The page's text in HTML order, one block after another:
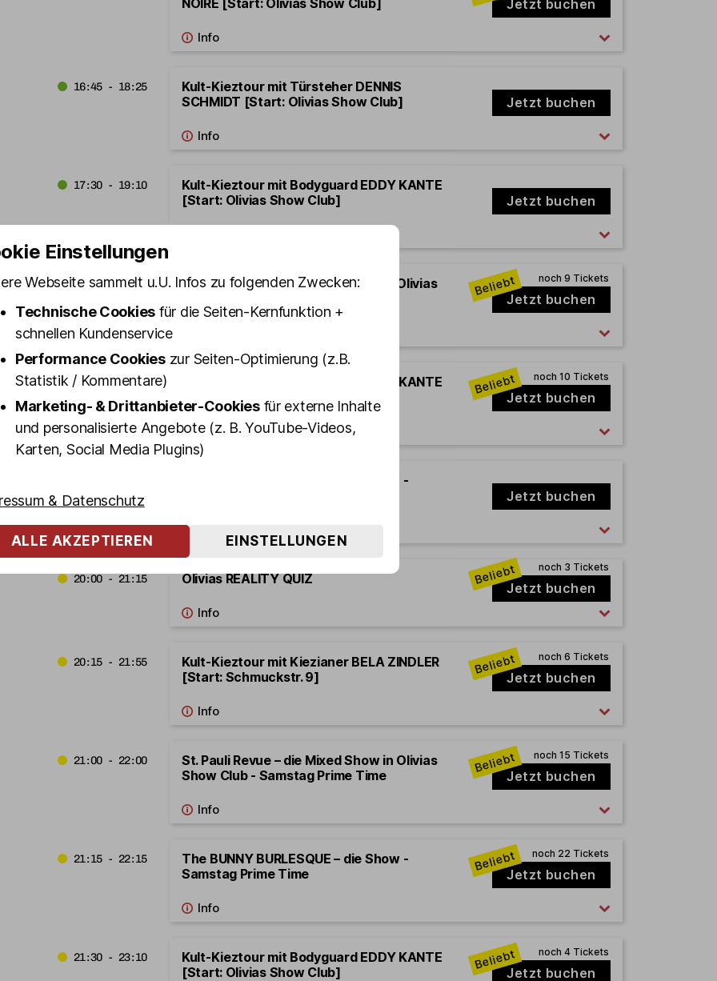
NOIRE [Start: Olivias Show Club]
Jetzt buchen
16:45 - 18:25
Kult-Kieztour mit Türsteher DENNIS
SCHMIDT [Start: Olivias Show Club]
Jetzt buchen
17:30 - 19:10
Kult-Kieztour mit Bodyguard EDDY KANTE
[Start: Olivias Show Club]
Jetzt buchen
19:30 - 20:30
St. Pauli Revue – die Mixed Show in Olivias
Jetzt buchen
19:30 - 21:10
Kult-Kieztour mit Bodyguard EDDY KANTE
[Start: Olivias Show Club]
Jetzt buchen
The BUNNY BURLESQUE – die Show -
Jetzt buchen
20:00 - 21:15 Olivias REALITY QUIZ
Jetzt buchen
20:15 - 21:55
Kult-Kieztour mit Kiezianer BELA ZINDLER
[Start: Schmuckstr. 9]
Jetzt buchen
21:00 - 22:00
St. Pauli Revue – die Mixed Show in Olivias
Show Club - Samstag Prime Time
Jetzt buchen
21:15 - 22:15
The BUNNY BURLESQUE – die Show -
Samstag Prime Time
Jetzt buchen
21:30 - 23:10
Kult-Kieztour mit Bodyguard EDDY KANTE
[Start: Olivias Show Club]
Jetzt buchen
Einstellungen
Webseite sammelt u.U. Infos zu folgenden Zwecken:
Technische Cookies für die Seiten-Kernfunktion +
schnellen Kundenservice
Performance Cookieszur Seiten-Optimierung (z.B.
Statistik / Kommentare)
Marketing- & Drittanbieter-Cookiesfür externe Inhalte
und personalisierte Angebote (z. B. YouTube-Videos,
Karten, Social Media Plugins)
& Datenschutz
ALLE AKZEPTIEREN EINSTELLUNGEN